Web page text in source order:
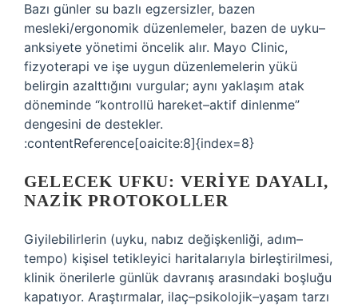
Bazı günler su bazlı egzersizler, bazen
mesleki/ergonomik düzenlemeler, bazen de uyku–
anksiyete yönetimi öncelik alır. Mayo Clinic,
fizyoterapi ve işe uygun düzenlemelerin yükü
belirgin azalttığını vurgular; aynı yaklaşım atak
döneminde “kontrollü hareket–aktif dinlenme”
dengesini de destekler.
:contentReference[oaicite:8]{index=8}
GELECEK UFKU: VERIYE DAYALI,
NAZIK PROTOKOLLER
Giyilebilirlerin (uyku, nabız değişkenliği, adım–
tempo) kişisel tetikleyici haritalarıyla birleştirilmesi,
klinik önerilerle günlük davranış arasındaki boşluğu
kapatıyor. Araştırmalar, ilaç–psikolojik–yaşam tarzı